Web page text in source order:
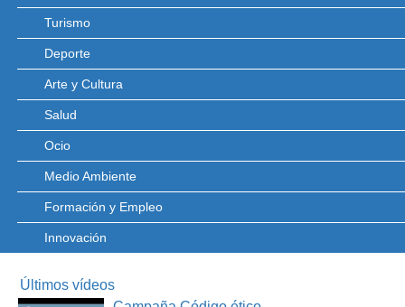
Turismo
Deporte
Arte y Cultura
Salud
Ocio
Medio Ambiente
Formación y Empleo
Innovación
Últimos vídeos